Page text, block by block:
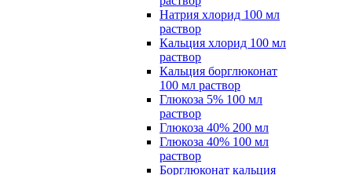
Натрия хлорид 100 мл
раствор
Кальция хлорид 100 мл
раствор
Кальция борглюконат
100 мл раствор
Глюкоза 5% 100 мл
раствор
Глюкоза 40% 200 мл
Глюкоза 40% 100 мл
раствор
Борглюконат кальция